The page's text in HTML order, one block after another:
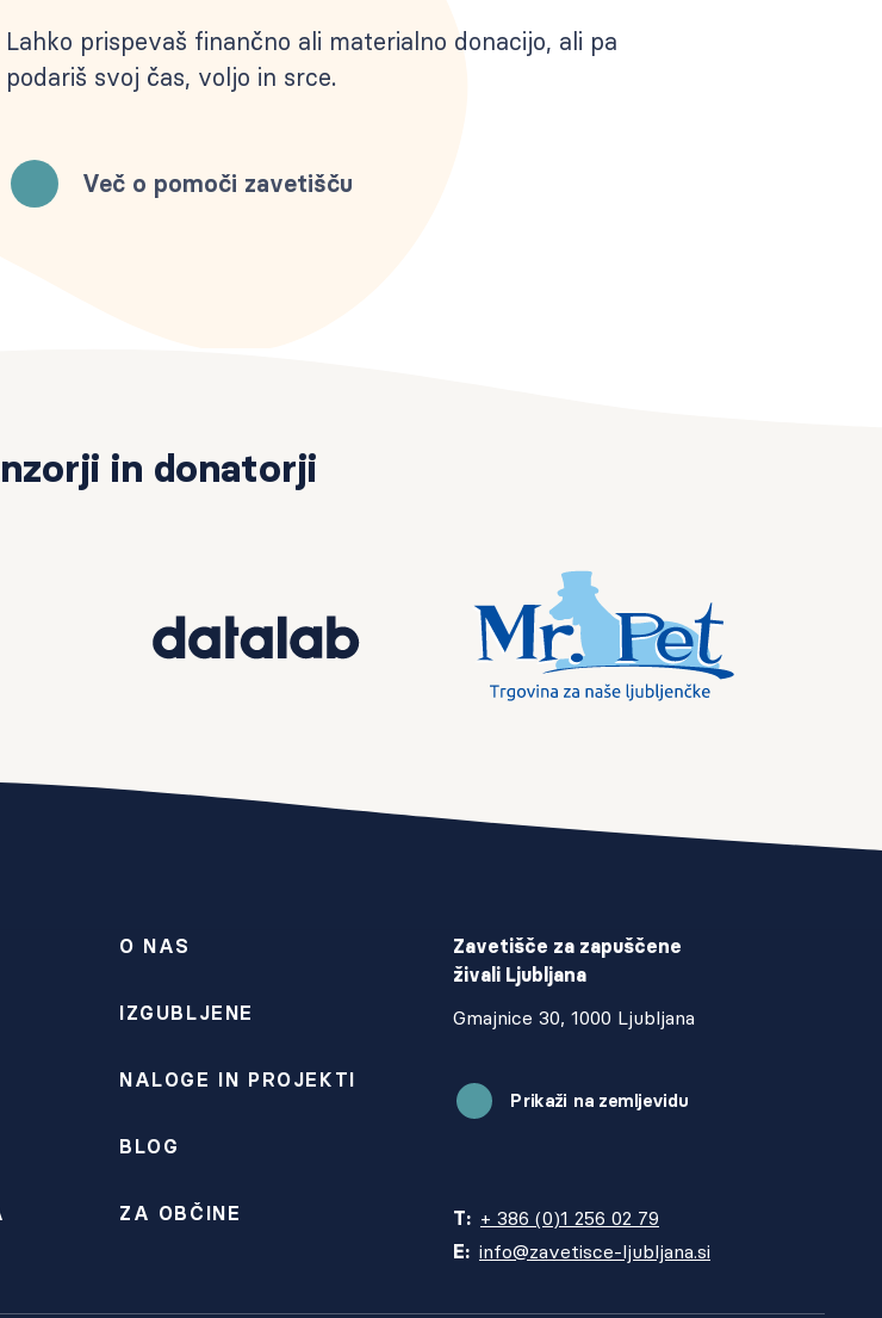
Lahko prispevaš finančno ali materialno donacijo, ali pa
podariš svoj čas, voljo in srce.
Več o pomoči zavetišču
in donatorji
O NAS
IZGUBLJENE
NALOGE IN PROJEKTI
BLOG
ZA OBČINE
Zavetišče za zapuščene
živali Ljubljana
Gmajnice 30, 1000 Ljubljana
Prikaži na zemljevidu
T: + 386 (0)1 256 02 79
E: info@zavetisce-ljubljana.si